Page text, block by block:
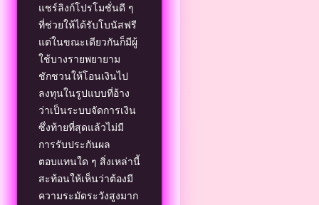
แชร์ลิงก์โปรโมชั่นดี ๆ
ที่ช่วยให้ได้รับโบนัสฟรี
แต่ในขณะเดียวกันก็มีผู้
ใช้บางรายพยายาม
ชักชวนให้โอนเงินไป
ลงทุนในรูปแบบที่อ้าง
ว่าเป็นระบบจัดการเงิน
ซึ่งท้ายที่สุดแล้วไม่มี
การรับประกันผล
ตอบแทนใด ๆ สิ่งเหล่านี้
สะท้อนให้เห็นว่าต้องมี
ความระมัดระวังสูงมาก